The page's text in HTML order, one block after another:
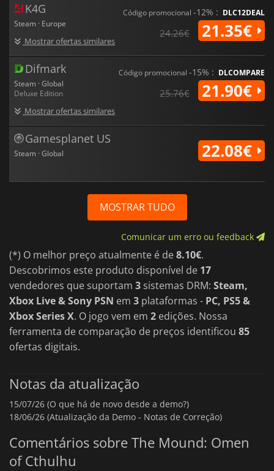
K4G
Steam · Europe
Mostrar ofertas similares
Código promocional -12% : DLC12DEAL
24.26€ 21.35€
Difmark
Steam · Global
Deluxe Edition
Mostrar ofertas similares
Código promocional -15% : DLCOMPARE
25.76€ 21.90€
Gamesplanet US
Steam · Global 22.08€
MOSTRAR TUDO
Comunicar um erro ou feedback
(*) O melhor preço atualmente é de8.10€.
Descobrimos este produto disponível de 17
vendedores que suportam 3 sistemas DRM: Steam,
Xbox Live & Sony PSN em 3 plataformas - PC, PS5 &
Xbox Series X. O jogo vem em 2 edições. Nossa
ferramenta de comparação de preços identificou 85
ofertas digitais.
Notas da atualização
15/07/26 (O que há de novo desde a demo?)
18/06/26 (Atualização da Demo - Notas de Correção)
Comentários sobre The Mound: Omen
of Cthulhu